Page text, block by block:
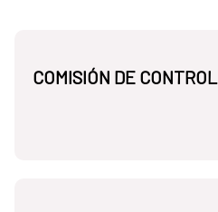
COMISIÓN DE CONTROL